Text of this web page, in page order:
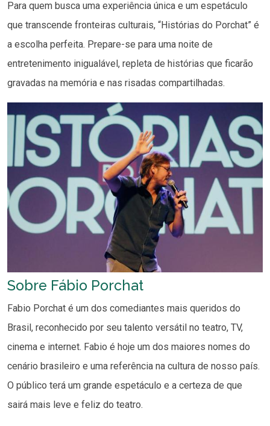
Para quem busca uma experiência única e um espetáculo
que transcende fronteiras culturais, “Histórias do Porchat” é
a escolha perfeita. Prepare-se para uma noite de
entretenimento inigualável, repleta de histórias que ficarão
gravadas na memória e nas risadas compartilhadas.
Sobre Fábio Porchat
Fabio Porchat é um dos comediantes mais queridos do
Brasil, reconhecido por seu talento versátil no teatro, TV,
cinema e internet. Fabio é hoje um dos maiores nomes do
cenário brasileiro e uma referência na cultura de nosso país.
O público terá um grande espetáculo e a certeza de que
sairá mais leve e feliz do teatro.